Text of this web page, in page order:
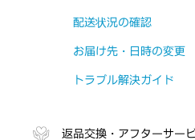
配送状況の確認
お届け先・日時の変更
トラブル解決ガイド
返品交換・アフターサー